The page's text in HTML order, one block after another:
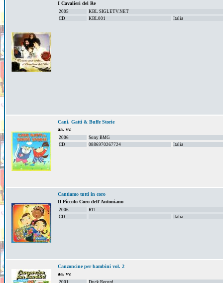
I Cavalieri del Re
2005
KBL SIGLETV.NET
CD
KBL001 Italia
Cani, Gatti & Buffe Storie
aa. vv.
2006
Sony BMG
CD
0886970267724 Italia
Cantiamo tutti in coro
Il Piccolo Coro dell'Antoniano
2006
RTI
CD
Italia
Canzoncine per bambini vol. 2
aa. vv.